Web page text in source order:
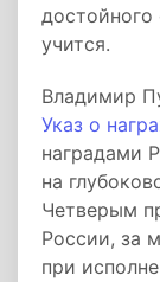
учится.
Владимир
Указ о
наградами
на
Четверым
России, за
при